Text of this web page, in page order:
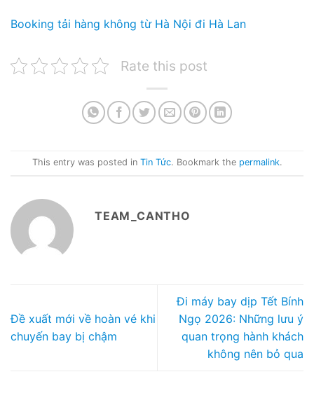
Booking tải hàng không từ Hà Nội đi Hà Lan
Rate this post
This entry was posted in Tin Tức. Bookmark the permalink.
TEAM_CANTHO
Đề xuất mới về hoàn vé khi
chuyến bay bị chậm
Đi máy bay dịp Tết Bính
Ngọ 2026: Những lưu ý
quan trọng hành khách
không nên bỏ qua